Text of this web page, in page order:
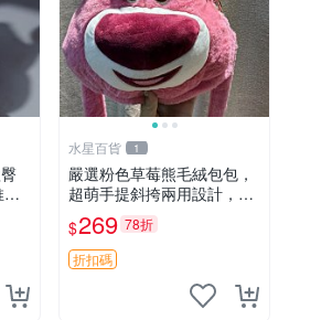
水星百貨 1
嚴選粉色草莓熊毛絨包包，
超萌手提斜挎兩用設計，成
色上佳容量大 粉紅草莓 毛
絨包 超大容量
$269 78折
折扣碼